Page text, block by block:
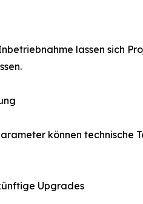
lassen sich
können technische
Upgrades